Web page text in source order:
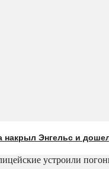
накрыл Энгельс и